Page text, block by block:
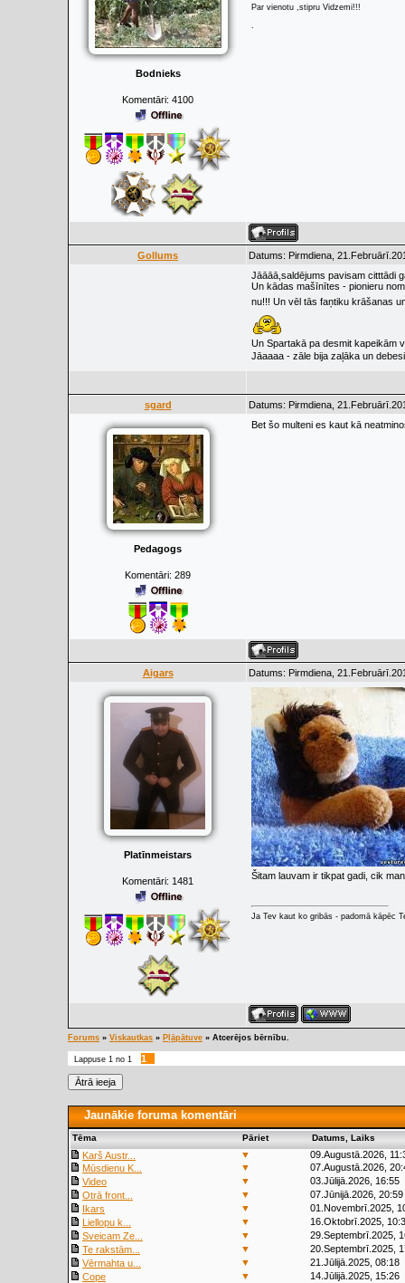
Bodnieks
Komentāri: 4100
Par vienotu ,stipru Vidzemi!!!
.
Gollums
Datums: Pirmdiena,
Jāāāā,saldējums pavisam citttādi
Un kādas mašīnītes - pionieru
nu!!! Un vēl tās faņtiku krāšanas
Un Spartakā pa desmit kapeikām
Jāaaaa - zāle bija zaļāka un
sgard Datums: Pirmdiena,
Pedagogs
Komentāri: 289
Bet šo multeni es kaut kā
Aigars Datums: Pirmdiena,
Platīnmeistars
Komentāri: 1481 Šitam lauvam ir tikpat gadi, cik
Ja Tev kaut ko gribās - padomā kāpēc
Forums » Viskautkas » Pļāpātuve » Atcerējos bērnību.
Lappuse 1 no 1 1
Jaunākie foruma komentāri
Tēma Pāriet Datums, Laiks
Karš Austr... ▼
09.Augustā.2026,
Mūsdienu K...
▼
07.Augustā.2026,
Video
▼
03.Jūlijā.2026, 16:55
Otrā front...
▼
07.Jūnijā.2026, 20:59
Ikars
▼
01.Novembrī.2025,
Liellopu k...
▼
16.Oktobrī.2025,
Sveicam Ze...
▼
29.Septembrī.2025,
Te rakstām...
▼
20.Septembrī.2025,
Vērmahta u...
▼
21.Jūlijā.2025, 08:18
Cope
▼ 14.Jūlijā.2025, 15:26